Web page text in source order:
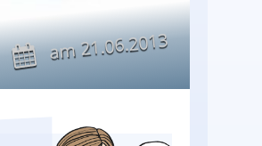
am21.06.2013